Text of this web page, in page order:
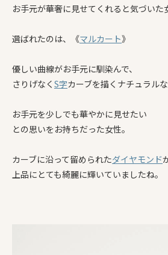
お手元が華奢に見せてくれると気づいた
選ばれたのは、《マルカート》
優しい曲線がお手元に馴染んで、
さりげなく S字カーブを描くナチュラルな
お手元を少しでも華やかに見せたい
との思いをお持ちだった女性。
カーブに沿って留められたダイヤモンド
上品にとても綺麗に輝いていましたね。